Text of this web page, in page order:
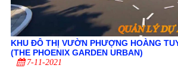
KHU ĐÔ THỊ VƯỜN PHƯỢNG HOÀNG
(THE PHOENIX GARDEN URBAN)
7-11-2021